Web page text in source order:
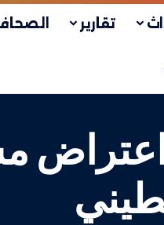
تقارير
اعتراض